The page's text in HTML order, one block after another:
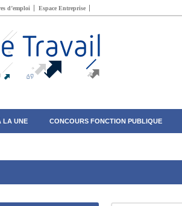
d’emploi Espace Entreprise
LA UNE CONCOURS FONCTION PUBLIQUE